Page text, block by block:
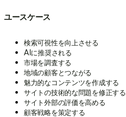
ユースケース
検索可視性を向上させる
AIに推奨される
市場を調査する
地域の顧客とつながる
魅力的なコンテンツを作成する
サイトの技術的な問題を修正する
サイト外部の評価を高める
顧客戦略を策定する